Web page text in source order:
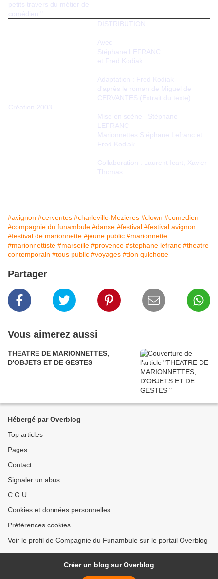
petits travers du métier de
comédien."
Création 2003
DISTRIBUTION
Avec
Stéphane LEFRANC
et Fred Kodiak
Adaptation : Fred Kodiak
d'après le roman de Miguel de
CERVANTES (Extrait du texte)
Mise en scène : Stéphane
LEFRANC
Marionnettes Stéphane Lefranc et
Fred Kodiak
Collaboration : Laurent Icart, Xavier
Thomas
#avignon #cerventes #charleville-Mezieres #clown #comedien
#compagnie du funambule #danse #festival #festival avignon
#festival de marionnette #jeune public #marionnette
#marionnettiste #marseille #provence #stephane lefranc #theatre
contemporain #tous public #voyages #don quichotte
Partager
Vous aimerez aussi
THEATRE DE MARIONNETTES,
D'OBJETS ET DE GESTES
Hébergé par Overblog
Top articles
Pages
Contact
Signaler un abus
C.G.U.
Cookies et données personnelles
Préférences cookies
Voir le profil de Compagnie du Funambule sur le portail Overblog
Créer un blog sur Overblog